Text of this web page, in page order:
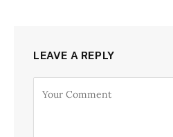
LEAVE A REPLY